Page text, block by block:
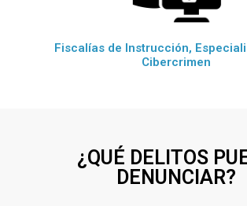
Fiscalías de Instrucción,
Cibercrimen
¿QUÉ DELITOS
DENUNCIAR?